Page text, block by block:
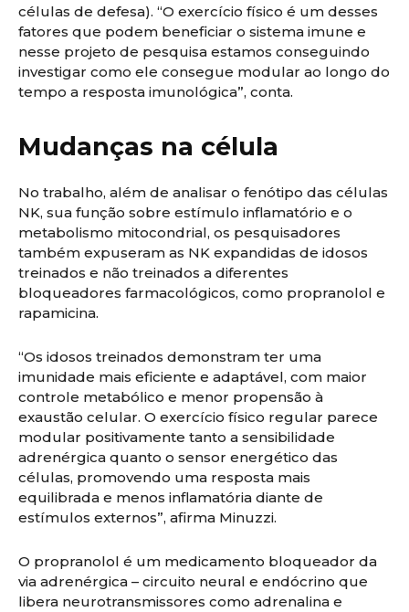
células de defesa). “O exercício físico é um desses
fatores que podem beneficiar o sistema imune e
nesse projeto de pesquisa estamos conseguindo
investigar como ele consegue modular ao longo do
tempo a resposta imunológica”, conta.
Mudanças na célula
No trabalho, além de analisar o fenótipo das células
NK, sua função sobre estímulo inflamatório e o
metabolismo mitocondrial, os pesquisadores
também expuseram as NK expandidas de idosos
treinados e não treinados a diferentes
bloqueadores farmacológicos, como propranolol e
rapamicina.
“Os idosos treinados demonstram ter uma
imunidade mais eficiente e adaptável, com maior
controle metabólico e menor propensão à
exaustão celular. O exercício físico regular parece
modular positivamente tanto a sensibilidade
adrenérgica quanto o sensor energético das
células, promovendo uma resposta mais
equilibrada e menos inflamatória diante de
estímulos externos”, afirma Minuzzi.
O propranolol é um medicamento bloqueador da
via adrenérgica – circuito neural e endócrino que
libera neurotransmissores como adrenalina e